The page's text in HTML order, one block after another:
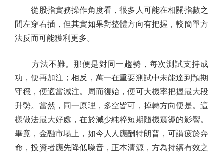
從股指實務操作角度看，很多人可能在相關指數之
間左穿右插，但其實如果對整體方向有把握，較簡單方
法反而可能獲利更多。
方法不難。那便是對同一趨勢，每次測試支持成
功，便再加注；相反，萬一在重要測試中未能達到預期
守穩，便適當減注。周而復始，便可大機率把握最大段
升勢。當然，同一原理，多空皆可，掉轉方向便是。這
樣做法最大好處，在於減少純粹短期隨機震盪的影響。
畢竟，金融市場上，如今人人應酬特朗普，可謂疲於奔
命，投資者應先降低噪音，正本清源，方為持續有效之